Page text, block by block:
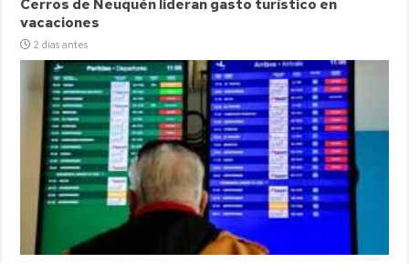
Cerros de Neuquén lideran gasto turístico en
vacaciones
2 días antes